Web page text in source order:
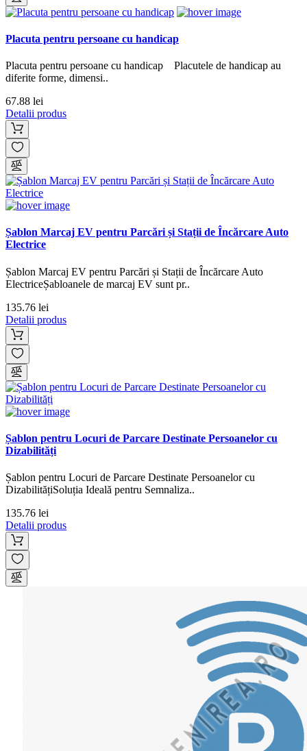
Placuta pentru persoane cu handicap
Placuta pentru persoane cu handicap Placutele de handicap au
diferite forme, dimensi..
67.88 lei
Detalii produs
Șablon Marcaj EV pentru Parcări și Stații de Încărcare Auto
Electrice
Șablon Marcaj EV pentru Parcări și Stații de Încărcare Auto
ElectriceȘabloanele de marcaj EV sunt pr..
135.76 lei
Detalii produs
Șablon pentru Locuri de Parcare Destinate Persoanelor cu
Dizabilități
Șablon pentru Locuri de Parcare Destinate Persoanelor cu
DizabilitățiSoluția Ideală pentru Semnaliza..
135.76 lei
Detalii produs